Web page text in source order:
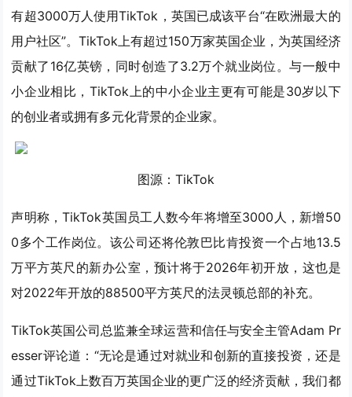
有超3000万人使用TikTok，英国已成该平台“在欧洲最大的
用户社区”。TikTok上有超过150万家英国企业，为英国经济
贡献了16亿英镑，同时创造了3.2万个就业岗位。与一般中
小企业相比，TikTok上的中小企业主更有可能是30岁以下
的创业者或拥有多元化背景的企业家。
图源：TikTok
声明称，TikTok英国员工人数今年将增至3000人，新增50
0多个工作岗位。该公司还将伦敦巴比肯投资一个占地13.5
万平方英尺的新办公室，预计将于2026年初开放，这也是
对2022年开放的88500平方英尺的法灵顿总部的补充。
TikTok英国公司总监兼全球运营和信任与安全主管Adam Pr
esser评论道：“无论是通过对就业和创新的直接投资，还是
通过TikTok上数百万英国企业的更广泛的经济贡献，我们都